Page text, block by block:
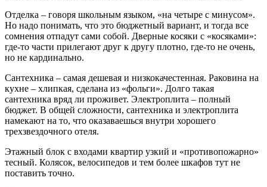
Отделка – говоря школьным языком, «на четыре с минусом».
Но надо понимать, что это бюджетный вариант, и тогда все
сомнения отпадут сами собой. Дверные косяки с «косяками»:
где-то части прилегают друг к другу плотно, где-то не очень,
но не кардинально.
Сантехника – самая дешевая и низкокачестенная. Раковина на
кухне – хлипкая, сделана из «фольги». Долго такая
сантехника вряд ли проживет. Электроплита – полный
бюджет. В общей сложности, сантехника и электроплита
намекают на то, что оказаваешься внутри хорошего
трехзвездочного отеля.
Этажный блок с входами квартир узкий и «противопожарно»
тесный. Колясок, велосипедов и тем более шкафов тут не
поставить точно.